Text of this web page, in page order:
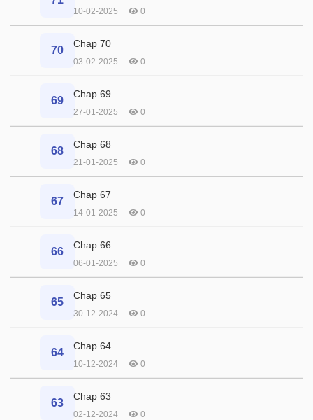
10-02-2025 0
70
Chap 70
03-02-2025 0
69
Chap 69
27-01-2025 0
68
Chap 68
21-01-2025 0
67
Chap 67
14-01-2025 0
66
Chap 66
06-01-2025 0
65
Chap 65
30-12-2024 0
64
Chap 64
10-12-2024 0
63
Chap 63
02-12-2024 0